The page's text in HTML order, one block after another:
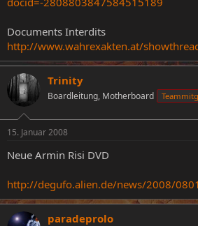
Documents Interdits
http://www.wahrexakten.at/
Trinity
Boardleitung, Motherboard
15. Januar 2008
Neue Armin Risi DVD
http://degufo.alien.de/news/2008/
paradeprolo